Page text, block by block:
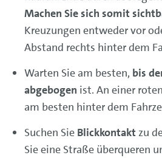
Machen Sie sich somit
Kreuzungen entweder vor
Abstand rechts hinter dem
Warten Sie am besten, bis
abgebogen ist. An einer
am besten hinter dem
Suchen Sie Blickkontakt zu
Sie eine Straße überqueren